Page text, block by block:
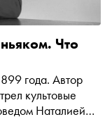
Что
года. Автор
культовые
Наталией